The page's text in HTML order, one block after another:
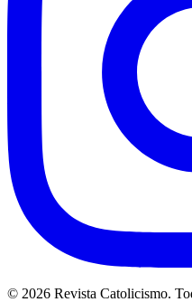
© 2026 Revista Catolicismo.